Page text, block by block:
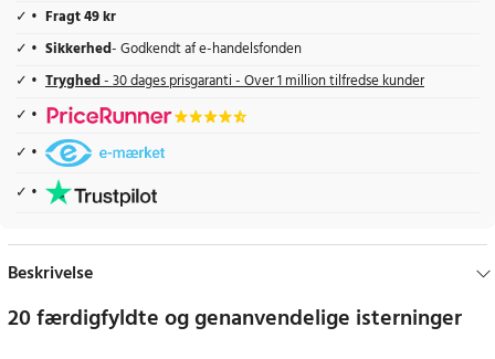
Fragt 49 kr
Sikkerhed- Godkendt af e-handelsfonden
Tryghed- 30 dages prisgaranti - Over 1 million tilfredse kunder
Beskrivelse
20 færdigfyldte og genanvendelige isterninger